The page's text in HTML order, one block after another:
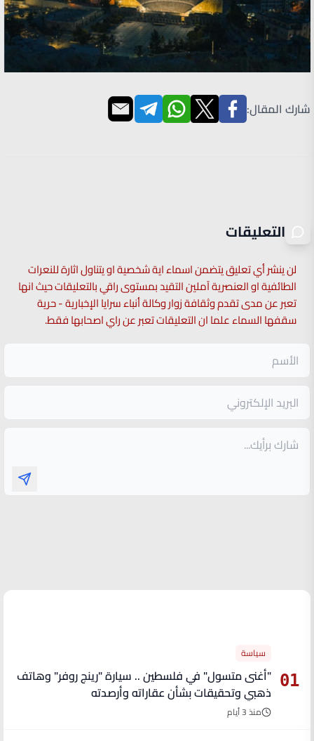
شارك المقال:
التعليقات
لن ينشر أي تعليق يتضمن اسماء اية شخصية او يتناول اثارة للنعرات
الطائفية او العنصرية آملين التقيد بمستوى راقي بالتعليقات حيث انها
تعبر عن مدى تقدم وثقافة زوار وكالة أنباء سرايا الإخبارية - حرية
سقفها السماء علما ان التعليقات تعبر عن راي اصحابها فقط.
01
سياسة
"أغنى متسول" في فلسطين .. سيارة "رينج روفر" وهاتف
ذهبي وتحقيقات بشأن عقاراته وأرصدته
منذ 3 أيام